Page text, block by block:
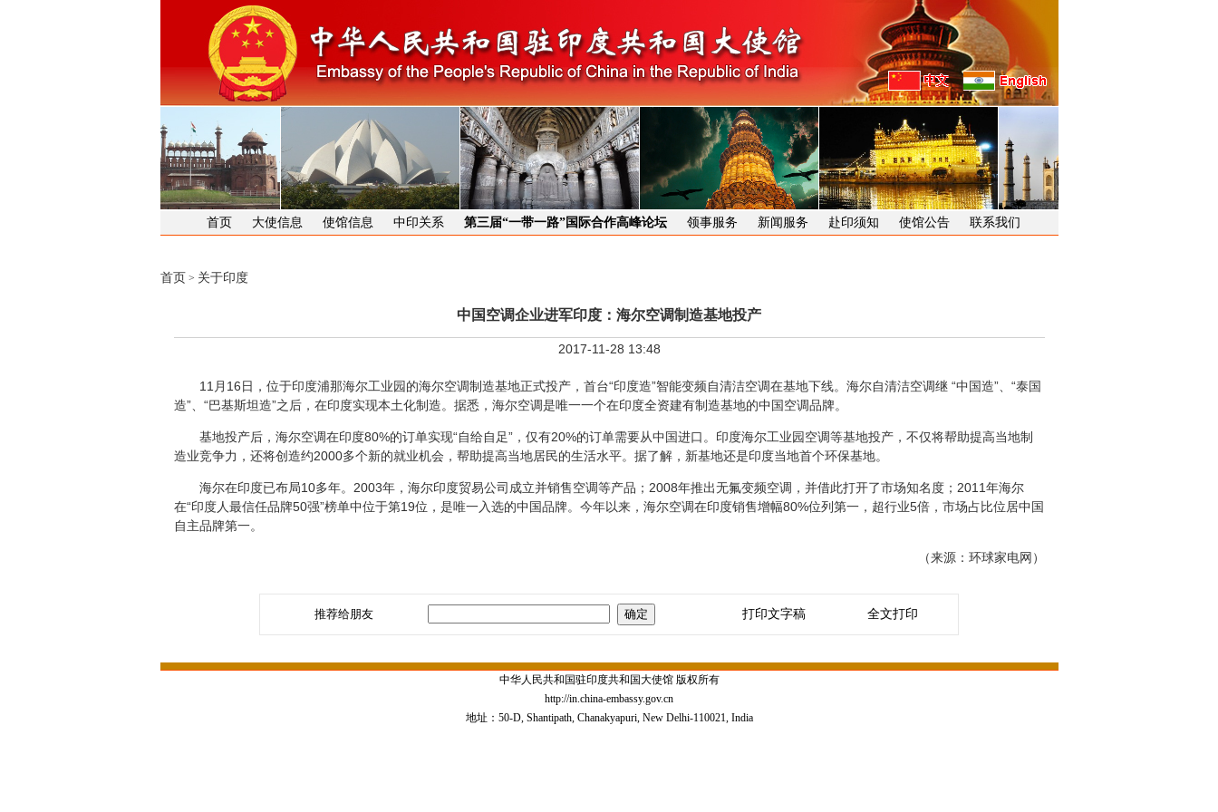
首页 大使信息 使馆信息 中印关系 第三届“一带一路”国际合作高峰论坛 领事服务 新闻服务 赴印须知 使馆公告 联系我们
首页 > 关于印度
中国空调企业进军印度：海尔空调制造基地投产
2017-11-28 13:48
11月16日，位于印度浦那海尔工业园的海尔空调制造基地正式投产，首台“印度造”智能变频自清洁空调在基地下线。海尔自清洁空调继 “中国造”、“泰国
造”、“巴基斯坦造”之后，在印度实现本土化制造。据悉，海尔空调是唯一一个在印度全资建有制造基地的中国空调品牌。
基地投产后，海尔空调在印度80%的订单实现“自给自足”，仅有20%的订单需要从中国进口。印度海尔工业园空调等基地投产，不仅将帮助提高当地制
造业竞争力，还将创造约2000多个新的就业机会，帮助提高当地居民的生活水平。据了解，新基地还是印度当地首个环保基地。
海尔在印度已布局10多年。2003年，海尔印度贸易公司成立并销售空调等产品；2008年推出无氟变频空调，并借此打开了市场知名度；2011年海尔
在“印度人最信任品牌50强”榜单中位于第19位，是唯一入选的中国品牌。今年以来，海尔空调在印度销售增幅80%位列第一，超行业5倍，市场占比位居中国
自主品牌第一。
（来源：环球家电网）
推荐给朋友 打印文字稿 全文打印
中华人民共和国驻印度共和国大使馆 版权所有
http://in.china-embassy.gov.cn
地址：50-D, Shantipath, Chanakyapuri, New Delhi-110021, India